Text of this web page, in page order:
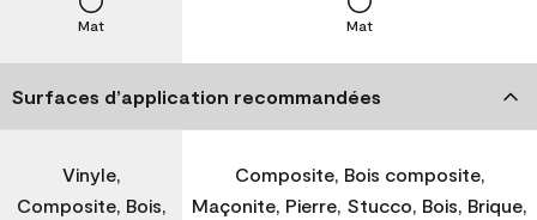
Mat Mat
Surfaces d’application recommandées
Vinyle,
Composite, Bois,
Composite, Bois composite,
Maçonite, Pierre, Stucco, Bois, Brique,